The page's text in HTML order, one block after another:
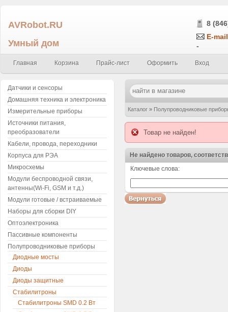
AVRobot.RU
Умный дом
8
E-
-
Главная Корзина Прайс-лист Оформить Вход
Каталог » Полупроводниковые
Товар не найден!
Не найдено товаров,
Воспользуйтесь поиском!
Ключевые слова:
Датчики и сенсоры
Домашняя техника и электроника
Измерительные приборы
Источники питания,
преобразователи
Кабели, провода, переходники
Корпуса для РЭА
Микросхемы
Модули беспроводной связи,
антенны(Wi-Fi, GSM и т.д.)
Модули готовые / встраиваемые
Наборы для сборки DIY
Оптоэлектроника
Пассивные компоненты
Полупроводниковые приборы
Диодные мосты
Диоды
Диоды защитные
Стабилитроны
Стабилитроны SMD 0.2 Вт